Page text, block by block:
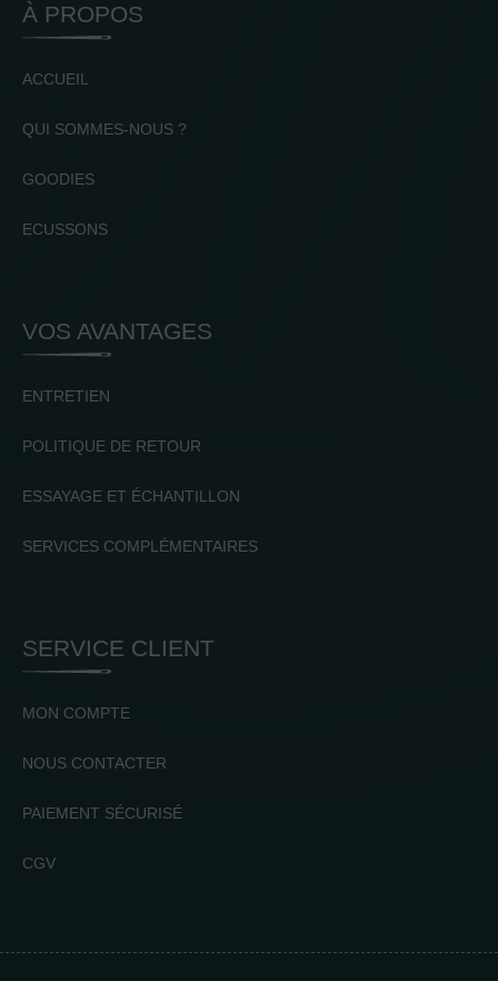
À PROPOS
ACCUEIL
QUI SOMMES-NOUS ?
GOODIES
ECUSSONS
VOS AVANTAGES
ENTRETIEN
POLITIQUE DE RETOUR
ESSAYAGE ET ÉCHANTILLON
SERVICES COMPLÉMENTAIRES
SERVICE CLIENT
MON COMPTE
NOUS CONTACTER
PAIEMENT SÉCURISÉ
CGV